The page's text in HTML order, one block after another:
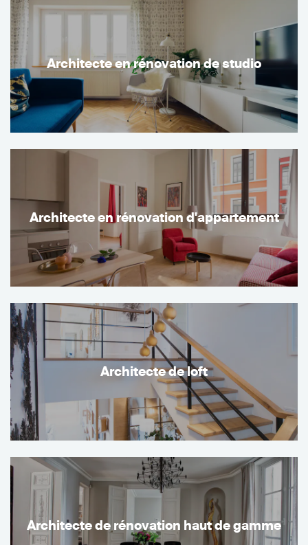
Architecte en rénovation de studio
Architecte en rénovation d'appartement
Architecte de loft
Architecte de rénovation haut de gamme